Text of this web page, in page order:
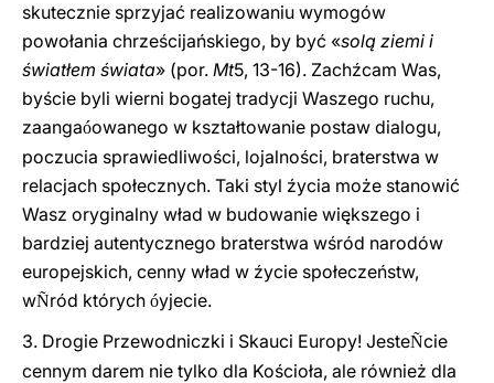
skutecznie sprzyjać realizowaniu wymogów
powołania chrześcijańskiego, by być «solą ziemi i
światłem świata» (por. Mt5, 13-16). Zachźcam Was,
byście byli wierni bogatej tradycji Waszego ruchu,
zaangaóowanego w kształtowanie postaw dialogu,
poczucia sprawiedliwości, lojalności, braterstwa w
relacjach społecznych. Taki styl źycia może stanowić
Wasz oryginalny wład w budowanie większego i
bardziej autentycznego braterstwa wśród narodów
europejskich, cenny wład w źycie społeczeństw,
wÑród których óyjecie.
3. Drogie Przewodniczki i Skauci Europy! JesteÑcie
cennym darem nie tylko dla Kościoła, ale również dla